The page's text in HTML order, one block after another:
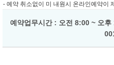
- 예약 취소없이 미 내원시 온라인예약이
예약업무시간 : 오전 8:00 ~ 오